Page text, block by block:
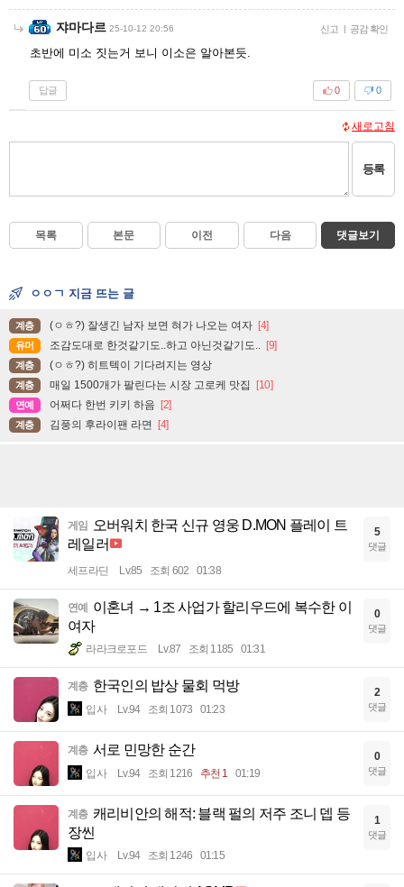
쟈마다르 25-10-12 20:56 신고 | 공감 확인
초반에 미소 짓는거 보니 이소은 알아본듯.
답글 0
0
새로고침
등록
목록 본문 이전 다음 댓글보기
ㅇㅇㄱ 지금 뜨는 글
계층 (ㅇㅎ?) 잘생긴 남자 보면 혀가 나오는 여자 [4]
유머 조감도대로 한것같기도..하고 아닌것같기도.. [9]
계층 (ㅇㅎ?) 히트텍이 기다려지는 영상
계층 매일 1500개가 팔린다는 시장 고로케 맛집 [10]
연예 어쩌다 한번 키키 하음 [2]
계층 김풍의 후라이팬 라면 [4]
게임 오버워치 한국 신규 영웅 D.MON 플레이 트
레일러
세프라딘 Lv.85 조회 602 01:38
5
댓글
연예 이혼녀 → 1조 사업가 할리우드에 복수한 이
여자
라라크로포드 Lv.87 조회 1185 01:31
0
댓글
계층 한국인의 밥상 물회 먹방
입사 Lv.94 조회 1073 01:23
2
댓글
계층 서로 민망한 순간
입사 Lv.94 조회 1216 추천 1 01:19
0
댓글
계층 캐리비안의 해적: 블랙 펄의 저주 조니 뎁 등
장씬
입사 Lv.94 조회 1246 01:15
1
댓글